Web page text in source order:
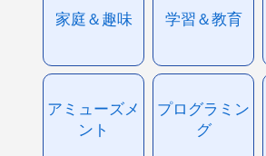
家庭＆趣味 学習＆教育
アミューズメ
ント
プログラミン
グ